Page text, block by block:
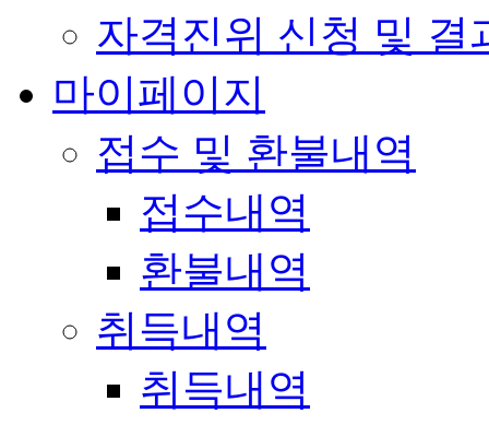
자격진위 신청 및 결
마이페이지
접수 및 환불내역
접수내역
환불내역
취득내역
취득내역